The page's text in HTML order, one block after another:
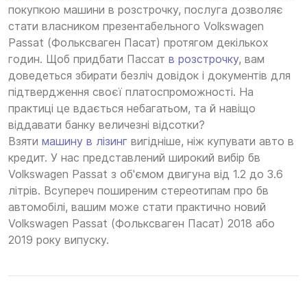
покупкою машини в розстрочку, послуга дозволяє
стати власником презентабельного Volkswagen
Passat (Фольксваген Пасат) протягом декількох
годин. Щоб придбати Пассат в розстрочку, вам
доведеться збирати безліч довідок і документів для
підтвердження своєї платоспроможності. На
практиці це вдається небагатьом, та й навіщо
віддавати банку величезні відсотки?
Взяти машину в лізинг вигідніше, ніж купувати авто в
кредит. У нас представлений широкий вибір бв
Volkswagen Passat з об'ємом двигуна від 1.2 до 3.6
літрів. Всупереч поширеним стереотипам про бв
автомобілі, вашим може стати практично новий
Volkswagen Passat (Фольксваген Пасат) 2018 або
2019 року випуску.